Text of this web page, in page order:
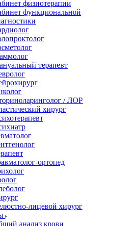
физиотерапии
функциональной
терапевт
/ ЛОР
хирург
ортопед
лицевой хирург
анализ крови